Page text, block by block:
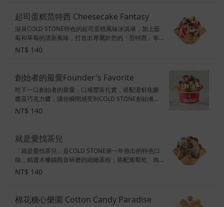
起司蛋糕范特西 Cheesecake Fantasy
深具COLD STONE特色的起司蛋糕風味冰淇淋，加上藍
莓和草莓的清新風味，打造出專屬於您的「范特西」幸
福感！ 配料：藍莓、酥脆餅乾、草莓 甜度：2顆半星 素
食標示：奶素
NT$ 140
創始者的最愛Founder's Favorite
吃下一口創始者的最愛，口感豐富扎實，搭配濃郁焦糖
醬及巧克力醬，讓你瞬間感受到COLD STONE創始者想
要傳達無與倫比的冰淇淋歡樂體驗。 口味：香奶冰淇淋
配料：布朗尼、胡桃、焦糖醬、巧克力醬 甜度：5顆星
NT$ 140
就是愛找茶兒
「就是愛找茶兒」是COLD STONE第一年推出的特色口
味，精選木柵鐵觀音研磨的細緻茶粉，搭配葡萄乾、南
瓜子及濃郁鐵觀音茶粉，是款限定的特色口味唷～ 配
料：南瓜子、葡萄乾、鐵觀音茶粉 甜度：2顆星 素食標
NT$ 140
棉花糖心樂園 Cotton Candy Paradise